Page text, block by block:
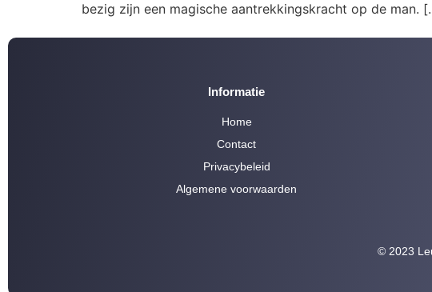
bezig zijn een magische aantrekkingskracht op de man.
Informatie
Home
Contact
Privacybeleid
Algemene voorwaarden
© 2023